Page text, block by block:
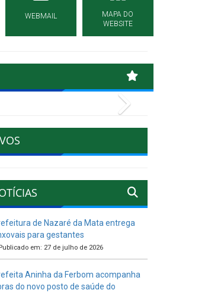
WEBMAIL
MAPA DO
WEBSITE
de Nazaré da Mata entrega
para gestantes
em: 27 de julho de 2026
Aninha da Ferbom acompanha
do novo posto de saúde do